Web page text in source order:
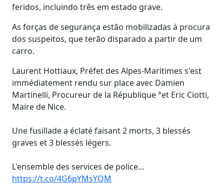
feridos, incluindo três em estado grave.
As forças de segurança estão mobilizadas à procura
dos suspeitos, que terão disparado a partir de um
carro.
Laurent Hottiaux, Préfet des Alpes-Maritimes s'est
immédiatement rendu sur place avec Damien
Martinelli, Procureur de la République °et Eric Ciotti,
Maire de Nice.
Une fusillade a éclaté faisant 2 morts, 3 blessés
graves et 3 blessés légers.
L'ensemble des services de police…
https://t.co/4G6pYMsYQM